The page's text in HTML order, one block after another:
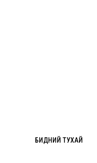
БИДНИЙ ТУХАЙ